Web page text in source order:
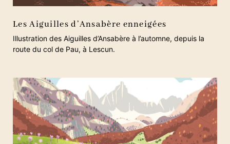
Les Aiguilles d’Ansabère enneigées
Illustration des Aiguilles d’Ansabère à l’automne, depuis la
route du col de Pau, à Lescun.